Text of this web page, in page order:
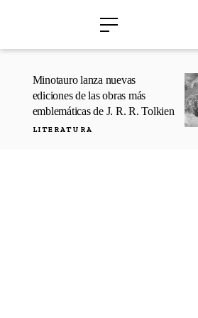
Minotauro lanza nuevas
ediciones de las obras más
emblemáticas de J. R. R. Tolkien
LITERATURA
›